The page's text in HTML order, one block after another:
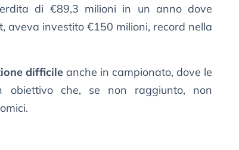
di €89,3 milioni in un anno dove
aveva investito €150 milioni, record nella
difficileanche in campionato, dove le
obiettivo che, se non raggiunto, non